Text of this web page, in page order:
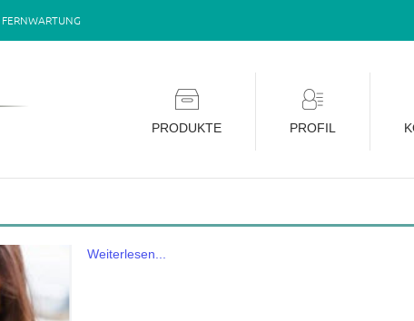
FERNWARTUNG
PRODUKTE PROFIL
Weiterlesen...